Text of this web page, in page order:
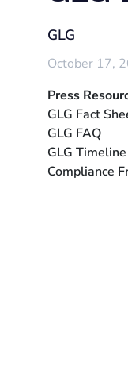
GLG
October 17,
Press
GLG Fact
GLG FAQ
GLG Timeline
Compliance